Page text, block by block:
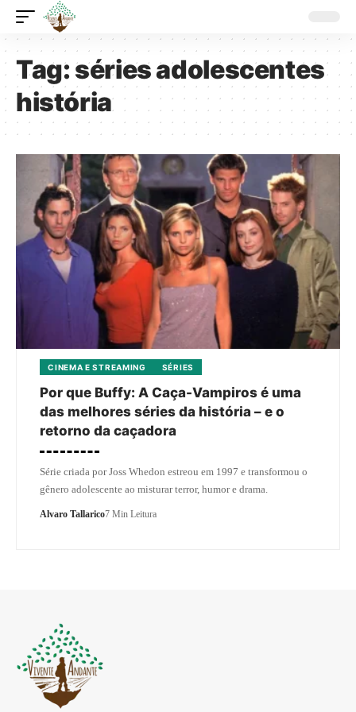
Tag:séries adolescentes
história
CINEMA E STREAMING SÉRIES
Por que Buffy: A Caça-Vampiros é uma
das melhores séries da história – e o
retorno da caçadora
Série criada por Joss Whedon estreou em 1997 e transformou o
gênero adolescente ao misturar terror, humor e drama.
Alvaro Tallarico7 Min Leitura